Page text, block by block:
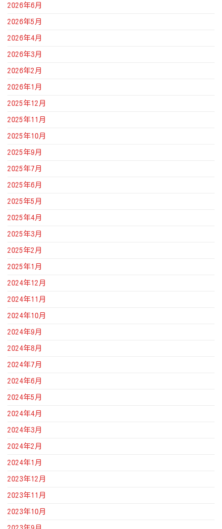
2026年6月
2026年5月
2026年4月
2026年3月
2026年2月
2026年1月
2025年12月
2025年11月
2025年10月
2025年9月
2025年7月
2025年6月
2025年5月
2025年4月
2025年3月
2025年2月
2025年1月
2024年12月
2024年11月
2024年10月
2024年9月
2024年8月
2024年7月
2024年6月
2024年5月
2024年4月
2024年3月
2024年2月
2024年1月
2023年12月
2023年11月
2023年10月